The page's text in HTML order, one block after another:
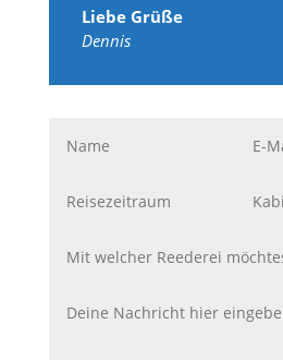
Liebe Grüße
Dennis